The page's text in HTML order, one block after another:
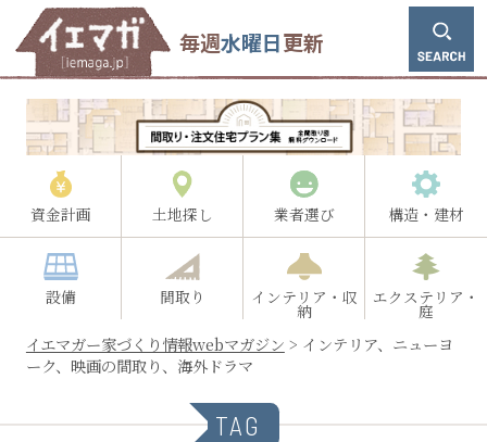
毎週水曜日更新
資金計画 土地探し 業者選び 構造・建材
設備 間取り インテリア・収
納
エクステリア・
庭
イエマガー家づくり情報webマガジン > インテリア、ニューヨ
ーク、映画の間取り、海外ドラマ
TAG